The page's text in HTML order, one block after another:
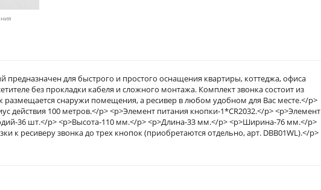
предназначен для быстрого и простого оснащения квартиры, коттеджа, офиса
без прокладки кабеля и сложного монтажа. Комплект звонка состоит из
размещается снаружи помещения, а ресивер в любом удобном для Вас месте.</p>
действия 100 метров.</p> <p>Элемент питания кнопки-1*CR2032.</p> <p>Элемент
36 шт.</p> <p>Высота-110 мм.</p> <p>Длина-33 мм.</p> <p>Ширина-76 мм.</p>
к ресиверу звонка до трех кнопок (приобретаются отдельно, арт. DBB01WL).</p>